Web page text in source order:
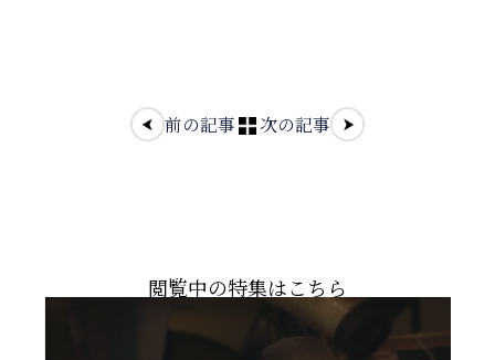
前の記事 次の記事
閲覧中の特集はこちら